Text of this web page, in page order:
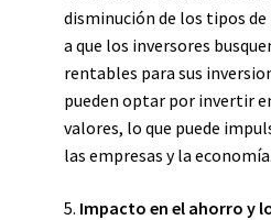
disminución de los tipos
a que los inversores
rentables para sus
pueden optar por invertir
valores, lo que puede
las empresas y la economía.
5. Impacto en el ahorro y